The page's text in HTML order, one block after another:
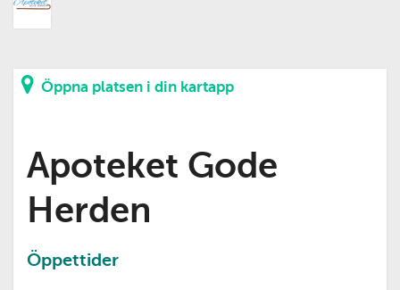
Öppna platsen i din kartapp
Apoteket Gode
Herden
Öppettider